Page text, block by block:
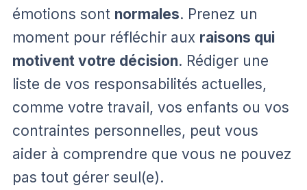
émotions sont normales. Prenez un
moment pour réfléchir aux raisons qui
motivent votre décision. Rédiger une
liste de vos responsabilités actuelles,
comme votre travail, vos enfants ou vos
contraintes personnelles, peut vous
aider à comprendre que vous ne pouvez
pas tout gérer seul(e).